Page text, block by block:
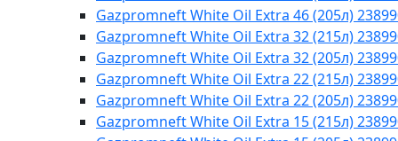
Gazpromneft White Oil Extra 46 (205л)
Gazpromneft White Oil Extra 32 (215л)
Gazpromneft White Oil Extra 32 (205л)
Gazpromneft White Oil Extra 22 (215л)
Gazpromneft White Oil Extra 22 (205л)
Gazpromneft White Oil Extra 15 (215л)